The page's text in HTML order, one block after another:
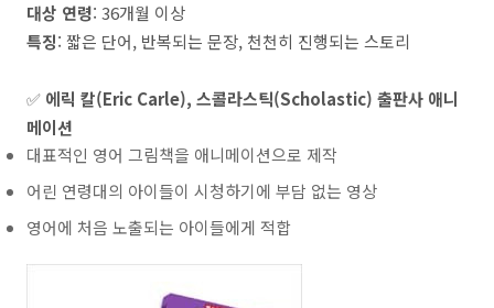
대상 연령: 36개월 이상
특징: 짧은 단어, 반복되는 문장, 천천히 진행되는 스토리
✅ 에릭 칼(Eric Carle), 스콜라스틱(Scholastic) 출판사 애니
메이션
대표적인 영어 그림책을 애니메이션으로 제작
어린 연령대의 아이들이 시청하기에 부담 없는 영상
영어에 처음 노출되는 아이들에게 적합